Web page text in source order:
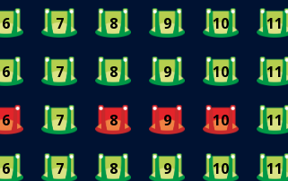
6 7 8 9 10 11
6 7 8 9 10 11
6 7 8 9 10 11
6 7 8 9 10 11